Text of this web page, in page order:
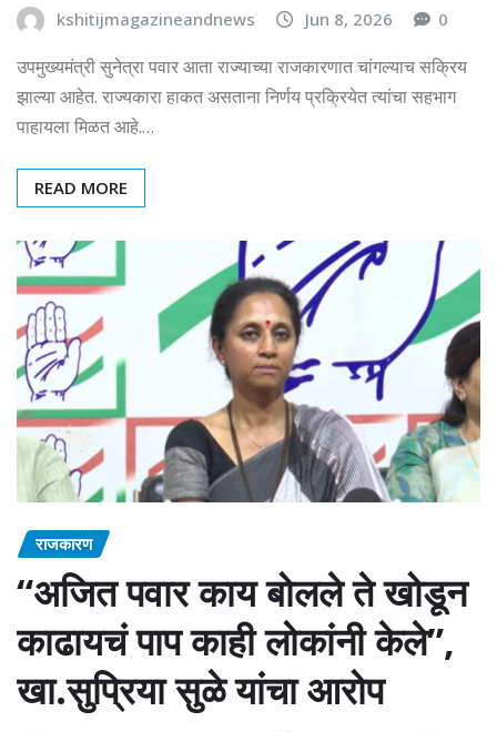
kshitijmagazineandnews Jun 8, 2026 0
उपमुख्यमंत्री सुनेत्रा पवार आता राज्याच्या राजकारणात चांगल्याच सक्रिय
झाल्या आहेत. राज्यकारा हाकत असताना निर्णय प्रक्रियेत त्यांचा सहभाग
पाहायला मिळत आहे.…
READ MORE
राजकारण
“अजित पवार काय बोलले ते खोडून
काढायचं पाप काही लोकांनी केले”,
खा.सुप्रिया सुळे यांचा आरोप